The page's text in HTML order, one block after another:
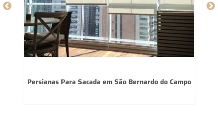
Persianas Para Sacada em São Bernardo do Campo